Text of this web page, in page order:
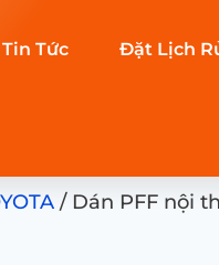
Tin Tức Đặt Lịch
/ Dán PFF nội